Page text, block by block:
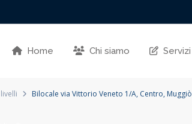
Home Chi siamo Servizi
Bilocale via Vittorio Veneto 1/A, Centro, Muggiò